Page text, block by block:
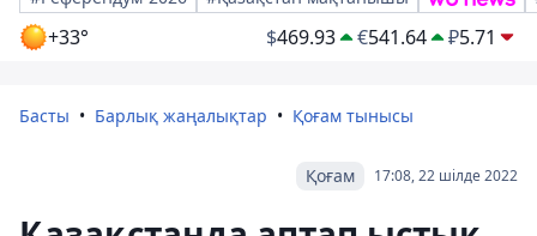
+33° $469.93 €541.64 ₽5.71
Басты Барлық жаңалықтар Қоғам тынысы
17:08, 22 шілде 2022
Қоғам